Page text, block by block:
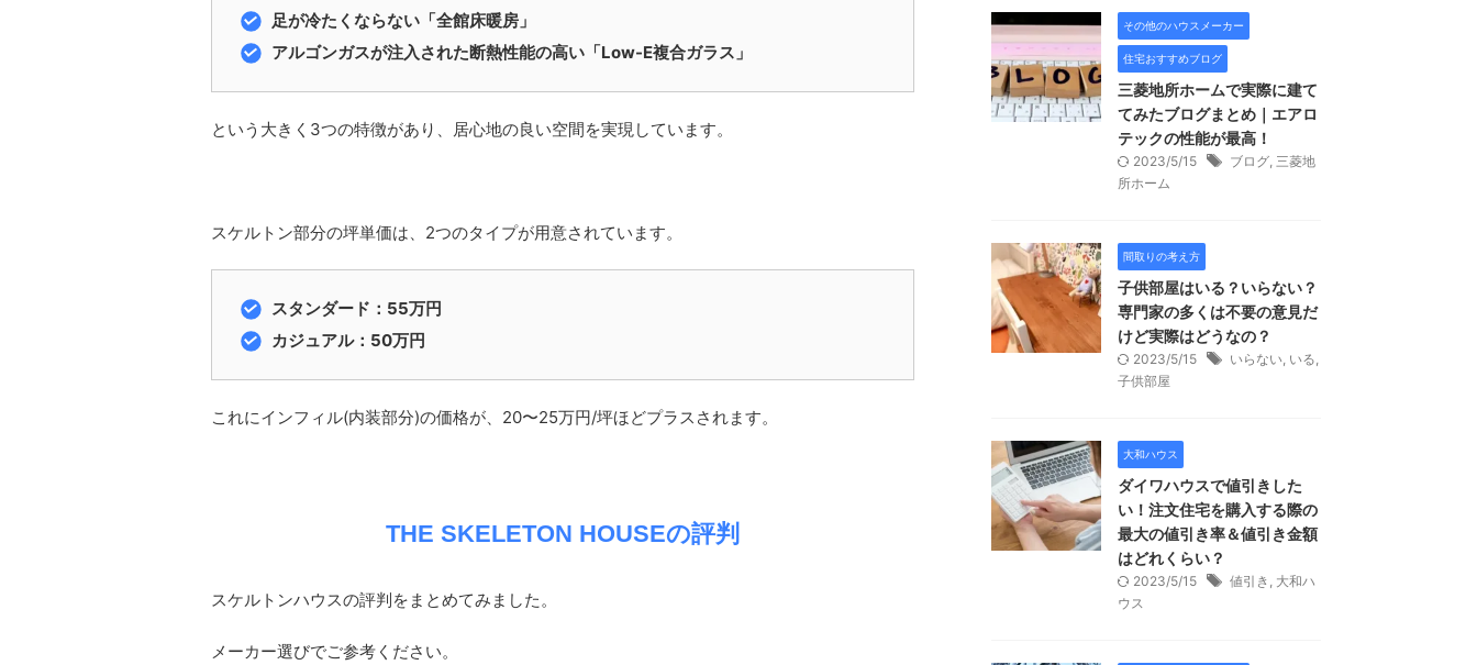
足が冷たくならない「全館床暖房」
アルゴンガスが注入された断熱性能の高い「Low-E複合ガラス」
という大きく3つの特徴があり、居心地の良い空間を実現しています。
スケルトン部分の坪単価は、2つのタイプが用意されています。
スタンダード：55万円
カジュアル：50万円
これにインフィル(内装部分)の価格が、20〜25万円/坪ほどプラスされます。
THE SKELETON HOUSEの評判
スケルトンハウスの評判をまとめてみました。
メーカー選びでご参考ください。
その他のハウスメーカー
住宅おすすめブログ
三菱地所ホームで実際に建て
てみたブログまとめ｜エアロ
テックの性能が最高！
2023/5/15 ブログ, 三菱地
所ホーム
間取りの考え方
子供部屋はいる？いらない？
専門家の多くは不要の意見だ
けど実際はどうなの？
2023/5/15 いらない, いる,
子供部屋
大和ハウス
ダイワハウスで値引きした
い！注文住宅を購入する際の
最大の値引き率＆値引き金額
はどれくらい？
2023/5/15 値引き , 大和ハ
ウス